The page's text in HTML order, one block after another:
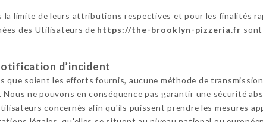
la limite de leurs attributions respectives et pour les finalités
des Utilisateurs de https://the-brooklyn-pizzeria.fr
d’incident
que soient les efforts fournis, aucune méthode de
Nous ne pouvons en conséquence pas garantir une sécurité
concernés afin qu'ils puissent prendre les mesures